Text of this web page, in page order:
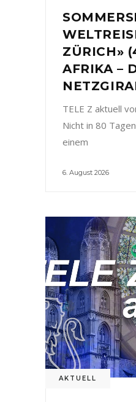
ZÜRICH»
AFRIKA –
TELE Z aktuell
Nicht in 80
einem
6. August 2026
AKTUELL